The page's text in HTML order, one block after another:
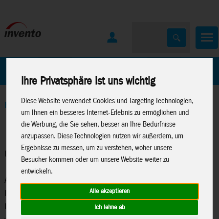
Ihre Privatsphäre ist uns wichtig
Diese Website verwendet Cookies und Targeting Technologien,
um Ihnen ein besseres Internet-Erlebnis zu ermöglichen und
die Werbung, die Sie sehen, besser an Ihre Bedürfnisse
anzupassen. Diese Technologien nutzen wir außerdem, um
Ergebnisse zu messen, um zu verstehen, woher unsere
Besucher kommen oder um unsere Website weiter zu
entwickeln.
Alle akzeptieren
Ich lehne ab
Home >Lenkdrachen>Lenkdrachen Ersatzteile
Lenkdrachen Ersatzteile
Auf der Suche nach einem Ersatzteil für Ihren HQ-Lenkdrachen?
In diesem Katalog haben wir alle Ersatzteile für aktuelle HQ-
Lenkdrachen zusammengefasst. Bei unseren Lenkdrachen haben